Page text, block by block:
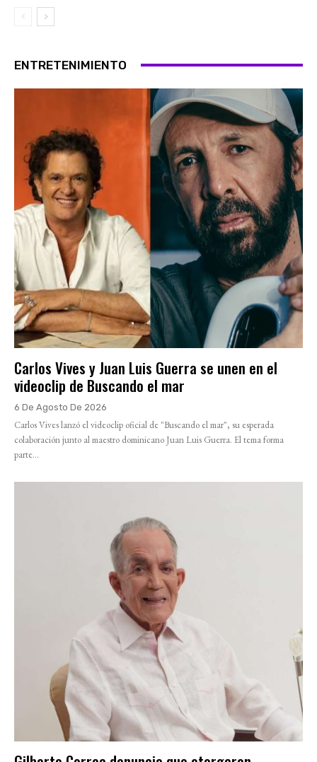
ENTRETENIMIENTO
Carlos Vives y Juan Luis Guerra se unen en el
videoclip de Buscando el mar
6 De Agosto De 2026
Carlos Vives lanzó el videoclip oficial de "Buscando el mar", su esperada
colaboración junto al maestro dominicano Juan Luis Guerra. El tema forma
parte...